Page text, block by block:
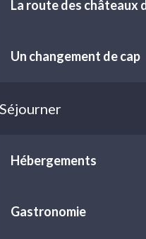
La route des châteaux
Un changement de cap
Séjourner
Hébergements
Gastronomie
et bilans
Tourisme
Cussac-Fort-Médoc